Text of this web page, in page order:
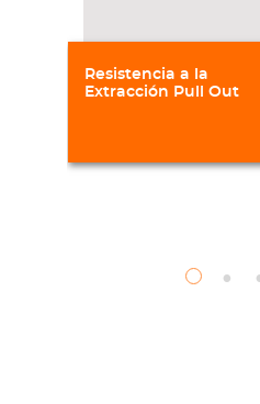
Resistencia a la
Extracción Pull Out